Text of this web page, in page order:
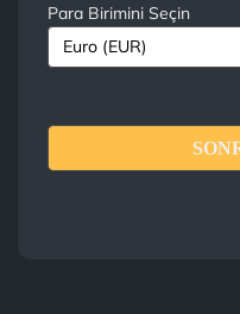
Para Birimini Seçin